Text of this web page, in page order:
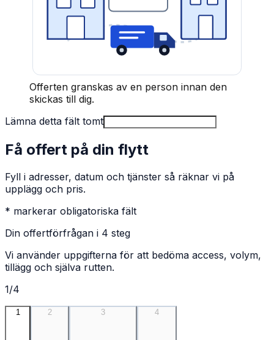
Offerten granskas av en person innan den
skickas till dig.
Lämna detta fält tomt
Få offert på din flytt
Fyll i adresser, datum och tjänster så räknar vi på
upplägg och pris.
* markerar obligatoriska fält
Din offertförfrågan i 4 steg
Vi använder uppgifterna för att bedöma access, volym,
tillägg och själva rutten.
1/4
1 2 3 4